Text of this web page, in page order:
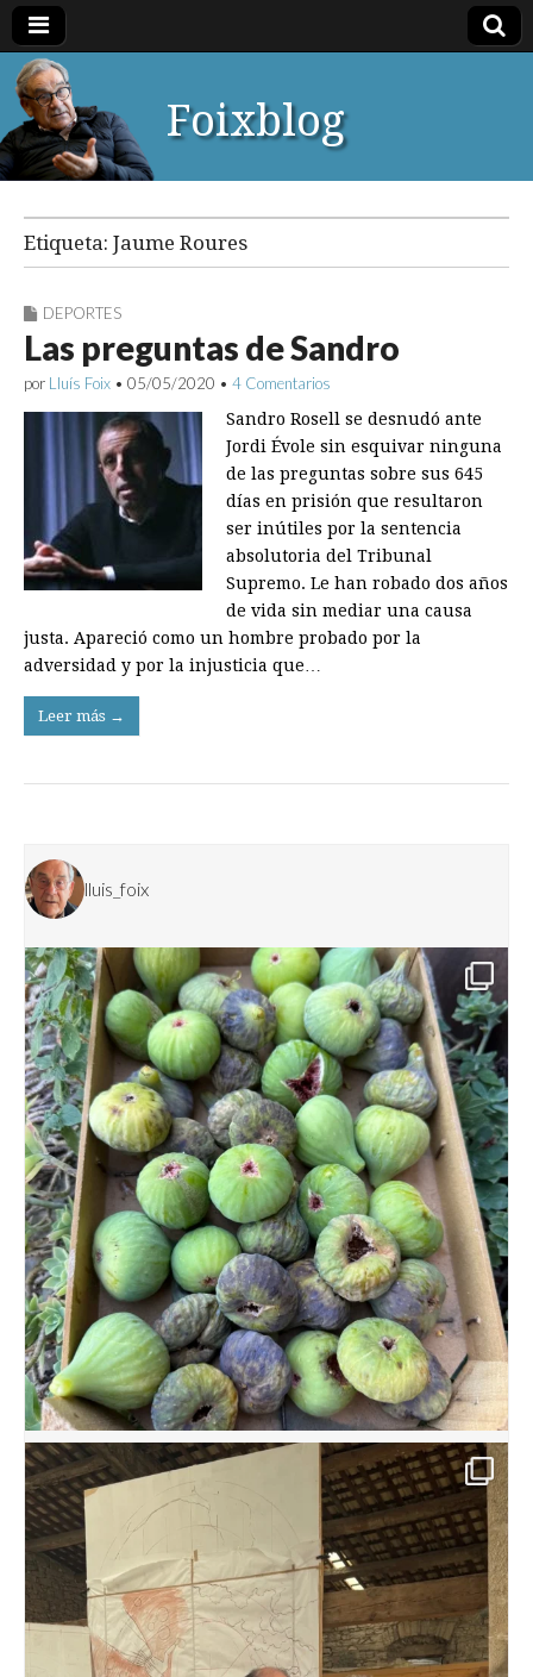
Foixblog
Etiqueta: Jaume Roures
DEPORTES
Las preguntas de Sandro
por Lluís Foix • 05/05/2020 • 4 Comentarios
Sandro Rosell se desnudó ante
Jordi Évole sin esquivar ninguna
de las preguntas sobre sus 645
días en prisión que resultaron
ser inútiles por la sentencia
absolutoria del Tribunal
Supremo. Le han robado dos años
de vida sin mediar una causa
justa. Apareció como un hombre probado por la
adversidad y por la injusticia que…
Leer más →
lluis_foix